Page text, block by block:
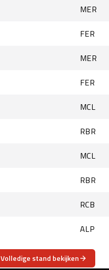
MER
FER
MER
FER
MCL
RBR
MCL
RBR
RCB
ALP
Volledige stand bekijken